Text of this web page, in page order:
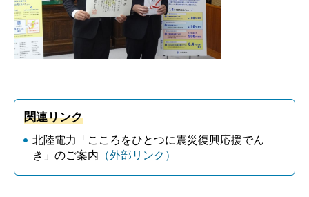
関連リンク
北陸電力「こころをひとつに震災復興応援でん
き」のご案内 （外部リンク）